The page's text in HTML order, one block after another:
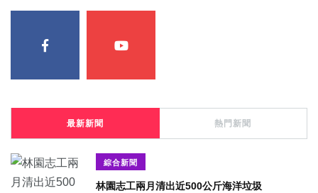
最新新聞 熱門新聞
綜合新聞
林園志工兩月清出近500公斤海洋垃圾